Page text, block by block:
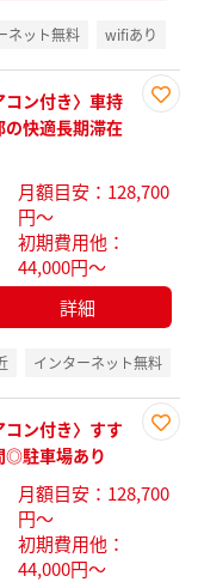
ネット無料 wifiあり
録
コン付き〉車持
快適長期滞在
月額目安：128,700
円～
初期費用他：
44,000円～
詳細
インターネット無料
り登
コン付き〉すす
◎駐車場あり
月額目安：128,700
円～
初期費用他：
44,000円～